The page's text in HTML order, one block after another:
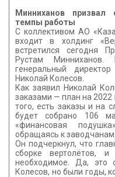
Минниханов призвал
темпы работы
С коллективом АО
входит в холдинг
встретился сегодня
Рустам
генеральный
Николай Колесов.
Как заявил Николай
заказами — план на
того, есть заказы и на
будет собрано 106
«финансовая
обращаясь к заводчанам.
Он подчеркнул, что
сборке вертолётов,
необходимое. Да, это
Колесов, но были годы,